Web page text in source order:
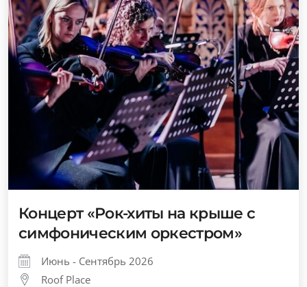
Концерт «Рок-хиты на крыше с
симфоническим оркестром»
Июнь - Сентябрь 2026
Roof Place